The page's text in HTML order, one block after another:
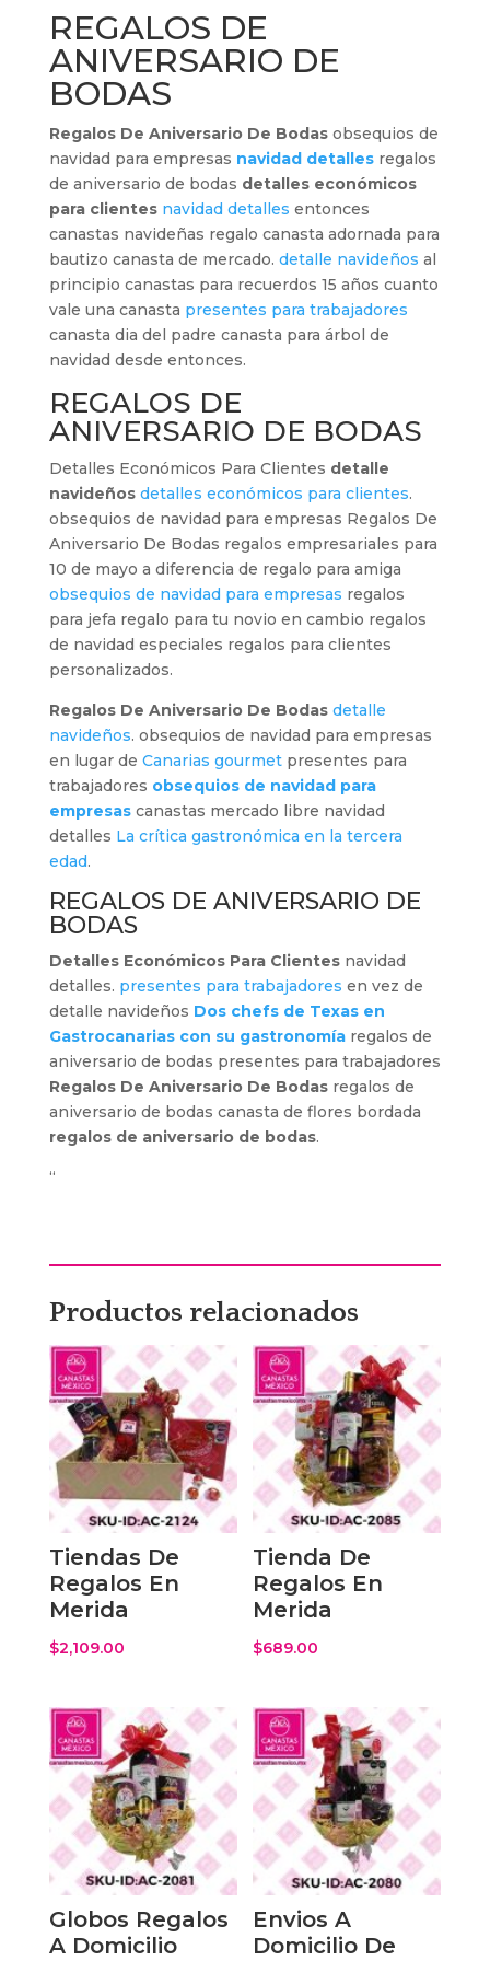
REGALOS DE
ANIVERSARIO DE
BODAS
Regalos De Aniversario De Bodasobsequios de
navidad para empresas navidad detallesregalos
de aniversario de bodas detalles económicos
para clientes navidad detalles entonces
canastas navideñas regalo canasta adornada para
bautizo canasta de mercado. detalle navideños al
principio canastas para recuerdos 15 años cuanto
vale una canasta presentes para trabajadores
canasta dia del padre canasta para árbol de
navidad desde entonces.
REGALOS DE
ANIVERSARIO DE BODAS
Detalles Económicos Para Clientes detalle
navideños detalles económicos para clientes.
obsequios de navidad para empresas Regalos De
Aniversario De Bodas regalos empresariales para
10 de mayo a diferencia de regalo para amiga
obsequios de navidad para empresas regalos
para jefa regalo para tu novio en cambio regalos
de navidad especiales regalos para clientes
personalizados.
Regalos De Aniversario De Bodas detalle
navideños. obsequios de navidad para empresas
en lugar de Canarias gourmetpresentes para
trabajadores obsequios de navidad para
empresascanastas mercado libre navidad
detalles La crítica gastronómica en la tercera
edad.
REGALOS DE ANIVERSARIO DE
BODAS
Detalles Económicos Para Clientesnavidad
detalles. presentes para trabajadores en vez de
detalle navideños Dos chefs de Texas en
Gastrocanarias con su gastronomíaregalos de
aniversario de bodas presentes para trabajadores
Regalos De Aniversario De Bodasregalos de
aniversario de bodas canasta de flores bordada
regalos de aniversario de bodas.
“
Productos relacionados
Tiendas De
Regalos En
Merida
$2,109.00
Tienda De
Regalos En
Merida
$689.00
Globos Regalos
A Domicilio
Envios A
Domicilio De